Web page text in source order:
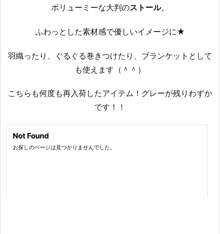
ボリューミーな大判のストール。
ふわっとした素材感で優しいイメージに★
羽織ったり、ぐるぐる巻きつけたり、ブランケットとして
も使えます（＾＾）
こちらも何度も再入荷したアイテム！グレーが残りわずか
です！！